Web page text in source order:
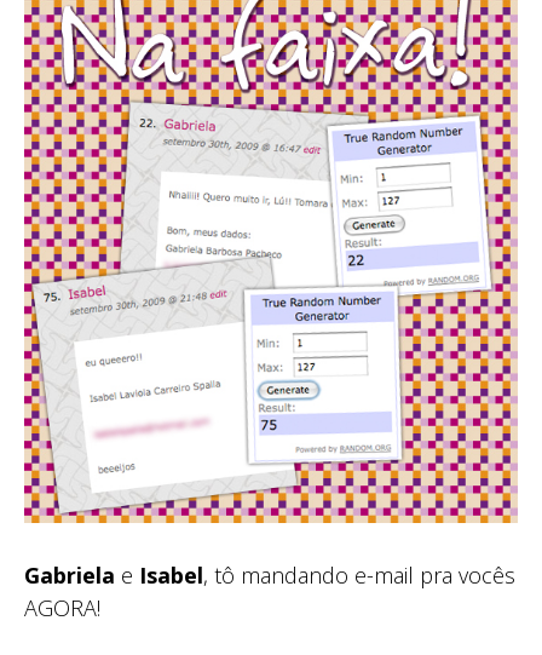
Gabriela e Isabel, tô mandando e-mail pra vocês
AGORA!